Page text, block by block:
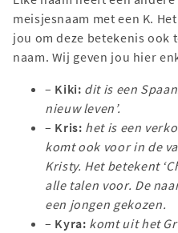
meisjesnaam met een K.
jou om deze betekenis ook
naam. Wij geven jou hier
– Kiki: dit is een
nieuw leven’.
– Kris: het is een
komt ook voor in de
Kristy. Het betekent
alle talen voor. De
een jongen gekozen.
– Kyra: komt uit het